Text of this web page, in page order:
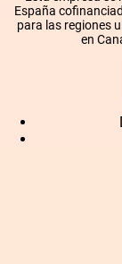
España
para las regiones
en